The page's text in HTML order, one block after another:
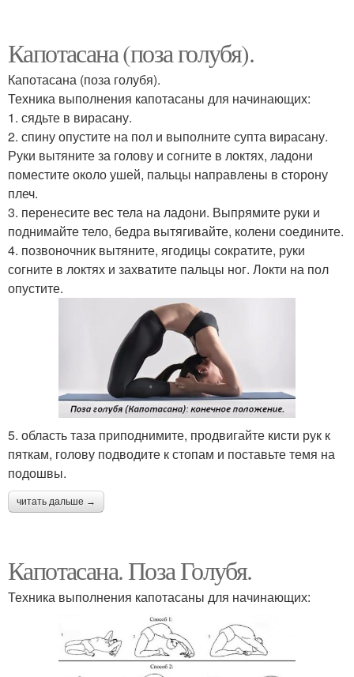
Капотасана (поза голубя).
Капотасана (поза голубя).
Техника выполнения капотасаны для начинающих:
1. сядьте в вирасану.
2. спину опустите на пол и выполните супта вирасану.
Руки вытяните за голову и согните в локтях, ладони
поместите около ушей, пальцы направлены в сторону
плеч.
3. перенесите вес тела на ладони. Выпрямите руки и
поднимайте тело, бедра вытягивайте, колени соедините.
4. позвоночник вытяните, ягодицы сократите, руки
согните в локтях и захватите пальцы ног. Локти на пол
опустите.
5. область таза приподнимите, продвигайте кисти рук к
пяткам, голову подводите к стопам и поставьте темя на
подошвы.
читать дальше →
Капотасана. Поза Голубя.
Техника выполнения капотасаны для начинающих: